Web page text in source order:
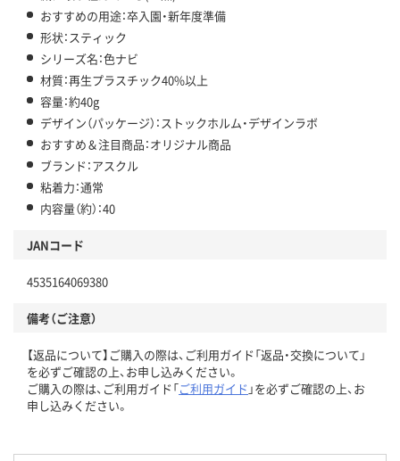
おすすめの用途：卒入園・新年度準備
形状：スティック
シリーズ名：色ナビ
材質：再生プラスチック40%以上
容量：約40g
デザイン（パッケージ）：ストックホルム・デザインラボ
おすすめ＆注目商品：オリジナル商品
ブランド：アスクル
粘着力：通常
内容量（約）：40
JANコード
4535164069380
備考（ご注意）
【返品について】ご購入の際は、ご利用ガイド「返品・交換について」
を必ずご確認の上、お申し込みください。
ご購入の際は、ご利用ガイド「ご利用ガイド 」を必ずご確認の上、お
申し込みください。